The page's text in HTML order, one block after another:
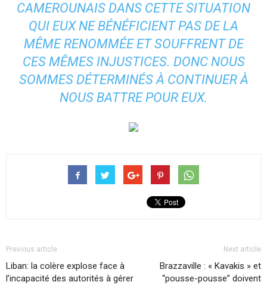
CAMEROUNAIS DANS CETTE SITUATION
QUI EUX NE BÉNÉFICIENT PAS DE LA
MÊME RENOMMÉE ET SOUFFRENT DE
CES MÊMES INJUSTICES. DONC NOUS
SOMMES DÉTERMINÉS À CONTINUER À
NOUS BATTRE POUR EUX.
Previous article
Liban: la colère explose face à
l’incapacité des autorités à gérer
Next article
Brazzaville : « Kavakis » et
“pousse-pousse” doivent